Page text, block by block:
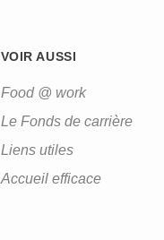
VOIR AUSSI
Food @ work
Le Fonds de carrière
Liens utiles
Accueil efficace